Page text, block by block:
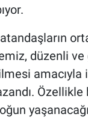
düzenli
amacıyla